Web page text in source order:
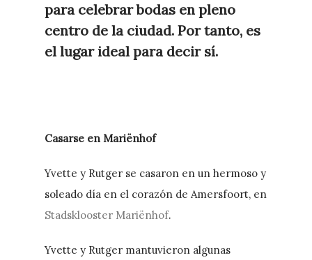
para celebrar bodas en pleno
centro de la ciudad. Por tanto, es
el lugar ideal para decir sí.
Casarse en Mariënhof
Yvette y Rutger se casaron en un hermoso y
soleado día en el corazón de Amersfoort, en
Stadsklooster Mariënhof.
Yvette y Rutger mantuvieron algunas